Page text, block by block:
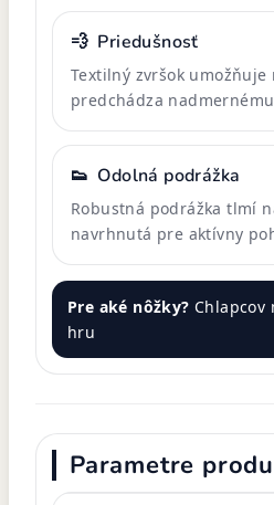
💨 Priedušnosť
Textilný zvršok umožňuje
predchádza
👟 Odolná podrážka
Robustná podrážka tlmí
navrhnutá pre aktívny
Pre aké nôžky? Chlapcov
hru
Parametre